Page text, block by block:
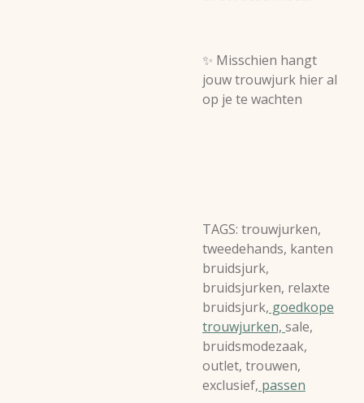
✨ Misschien hangt
jouw trouwjurk hier al
op je te wachten
TAGS: trouwjurken,
tweedehands, kanten
bruidsjurk,
bruidsjurken, relaxte
bruidsjurk, goedkope
trouwjurken, sale,
bruidsmodezaak,
outlet, trouwen,
exclusief, passen